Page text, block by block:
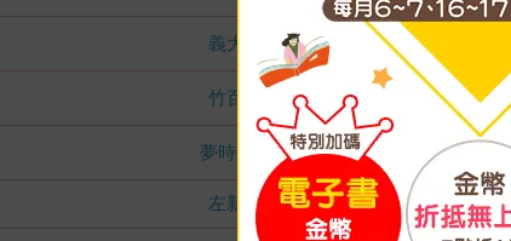
義大店
竹百店
夢時代店
左新店